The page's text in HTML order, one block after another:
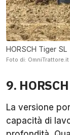
HORSCH Tiger SL
Foto di: OmniTrattore.it
9.
La versione
capacità di